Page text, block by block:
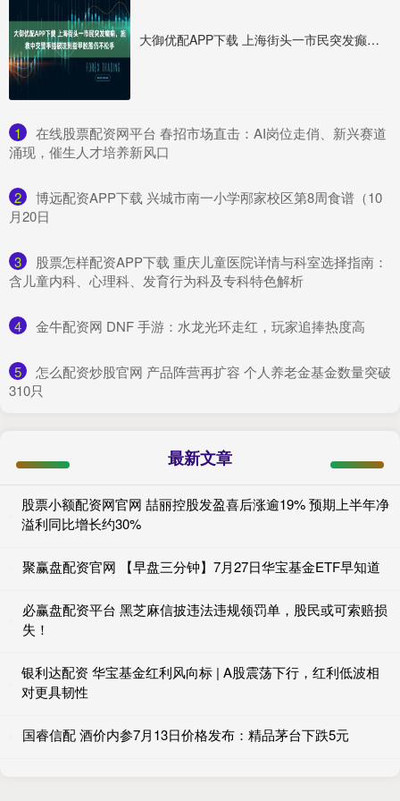
大御优配APP下载 上海街头一市民突发癫痫，施救中交警手指被咬到指甲脱落仍不松手
1
​在线股票配资网平台 春招市场直击：AI岗位走俏、新兴赛道
涌现，催生人才培养新风口
2
​博远配资APP下载 兴城市南一小学邴家校区第8周食谱（10
月20日
3
​股票怎样配资APP下载 重庆儿童医院详情与科室选择指南：
含儿童内科、心理科、发育行为科及专科特色解析
4 ​金牛配资网 DNF 手游：水龙光环走红，玩家追捧热度高
5
​怎么配资炒股官网 产品阵营再扩容 个人养老金基金数量突破
310只
最新文章
股票小额配资网官网 喆丽控股发盈喜后涨逾19% 预期上半年净
溢利同比增长约30%
聚赢盘配资官网 【早盘三分钟】7月27日华宝基金ETF早知道
必赢盘配资平台 黑芝麻信披违法违规领罚单，股民或可索赔损
失！
银利达配资 华宝基金红利风向标 | A股震荡下行，红利低波相
对更具韧性
国睿信配 酒价内参7月13日价格发布：精品茅台下跌5元